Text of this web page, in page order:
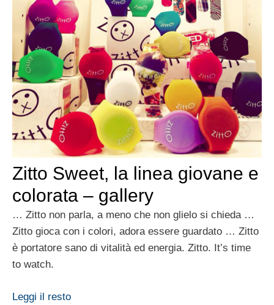
Zitto Sweet, la linea giovane e
colorata – gallery
… Zitto non parla, a meno che non glielo si chieda …
Zitto gioca con i colori, adora essere guardato … Zitto
è portatore sano di vitalità ed energia. Zitto. It’s time
to watch.
Leggi il resto